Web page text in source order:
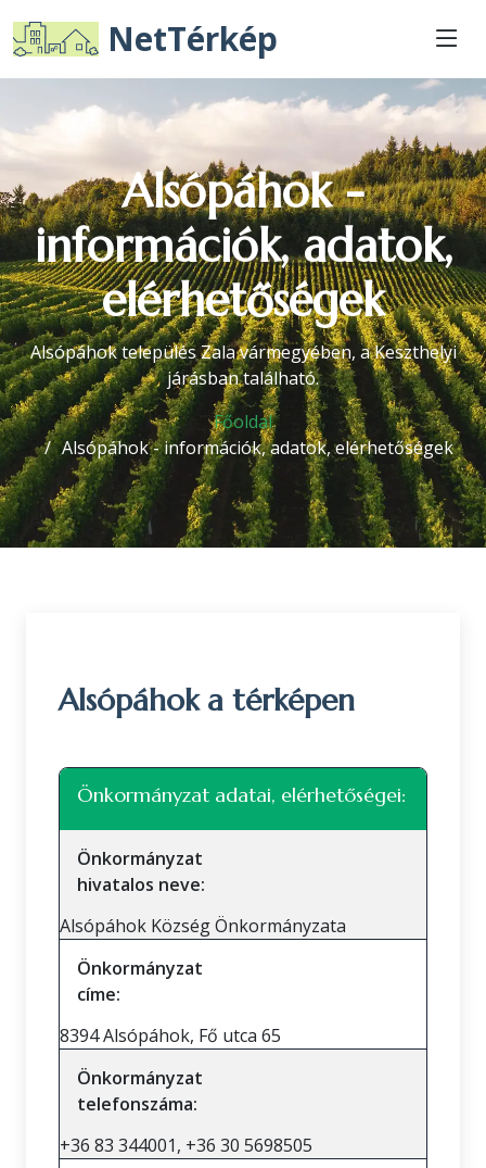
NetTérkép
Alsópáhok -
információk, adatok,
elérhetőségek
Alsópáhok település Zala vármegyében, a Keszthelyi
járásban található.
Főoldal
Alsópáhok - információk, adatok, elérhetőségek
Alsópáhok a térképen
+
Önkormányzat adatai, elérhetőségei:
Önkormányzat
hivatalos neve:
Alsópáhok Község Önkormányzata
Önkormányzat
címe:
8394 Alsópáhok, Fő utca 65
Önkormányzat
telefonszáma:
+36 83 344001, +36 30 5698505